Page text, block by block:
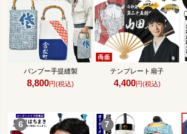
バンブー手提縫製
8,800円(税込)
テンプレート扇子
4,400円(税込)